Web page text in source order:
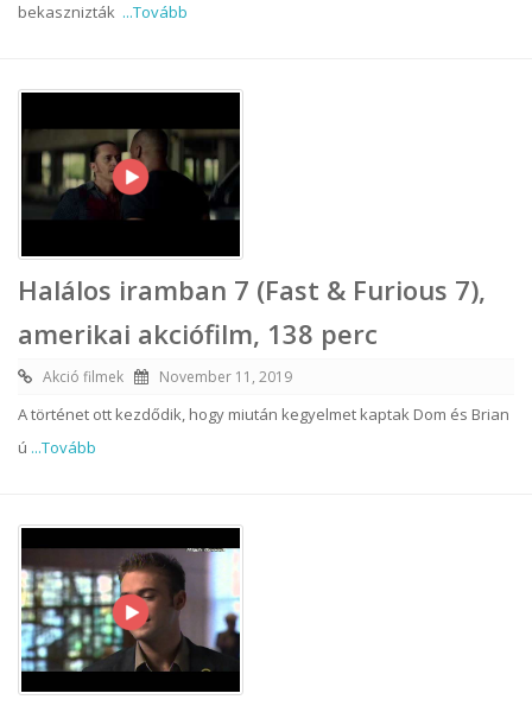
bekasznizták ...Tovább
Halálos iramban 7 (Fast & Furious 7),
amerikai akciófilm, 138 perc
Akció filmek November 11, 2019
A történet ott kezdődik, hogy miután kegyelmet kaptak Dom és Brian
ú ...Tovább